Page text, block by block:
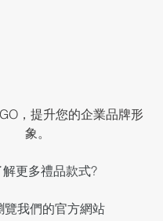
，提升您的企業品牌形
象。
解更多禮品款式?
覽我們的官方網站